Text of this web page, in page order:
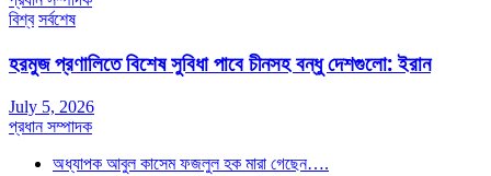
বিশ্ব সর্বশেষ
হরমুজ প্রণালিতে বিশেষ সুবিধা পাবে চীনসহ বন্ধু দেশগুলো: ইরান
July 5, 2026
প্রধান সম্পাদক
অধ্যাপক আবুল কাসেম ফজলুল হক মারা গেছেন….